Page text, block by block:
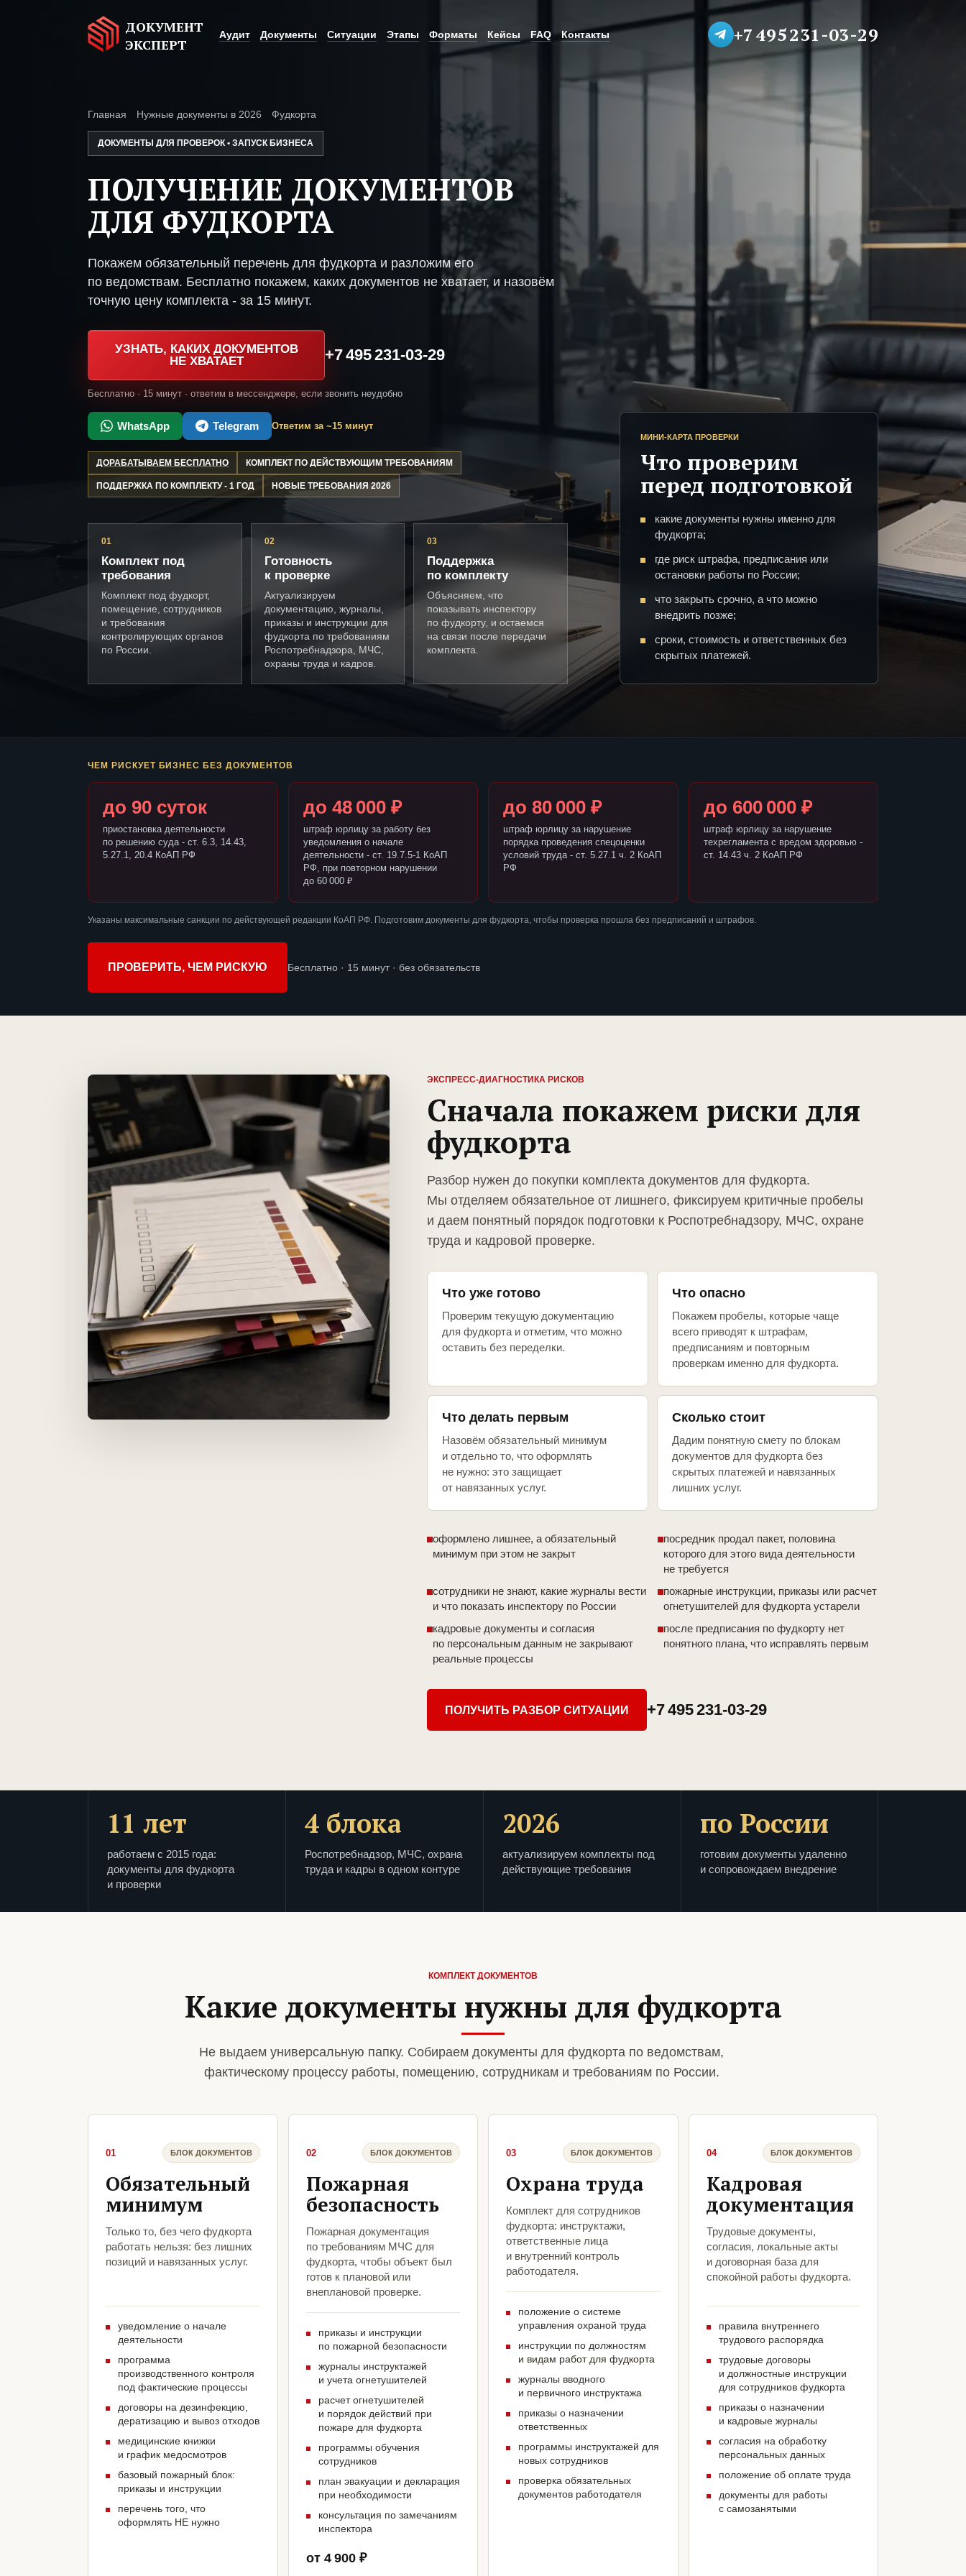
ДОКУМЕНТ
ЭКСПЕРТ
Аудит Документы Ситуации Этапы Форматы Кейсы FAQ Контакты +7 495 231-03-29
Главная Нужные документы в 2026 Фудкорта
ДОКУМЕНТЫ ДЛЯ ПРОВЕРОК • ЗАПУСК БИЗНЕСА
ПОЛУЧЕНИЕ ДОКУМЕНТОВ
ДЛЯ ФУДКОРТА
Покажем обязательный перечень для фудкорта и разложим его
по ведомствам. Бесплатно покажем, каких документов не хватает, и назовём
точную цену комплекта - за 15 минут.
УЗНАТЬ, КАКИХ ДОКУМЕНТОВ
НЕ ХВАТАЕТ
+7 495 231-03-29
Бесплатно · 15 минут · ответим в мессенджере, если звонить неудобно
WhatsApp Telegram Ответим за ~15 минут
ДОРАБАТЫВАЕМ БЕСПЛАТНО КОМПЛЕКТ ПО ДЕЙСТВУЮЩИМ ТРЕБОВАНИЯМ
ПОДДЕРЖКА ПО КОМПЛЕКТУ - 1 ГОД НОВЫЕ ТРЕБОВАНИЯ 2026
01
Комплект под
требования
Комплект под фудкорт,
помещение, сотрудников
и требования
контролирующих органов
по России.
02
Готовность
к проверке
Актуализируем
документацию, журналы,
приказы и инструкции для
фудкорта по требованиям
Роспотребнадзора, МЧС,
охраны труда и кадров.
03
Поддержка
по комплекту
Объясняем, что
показывать инспектору
по фудкорту, и остаемся
на связи после передачи
комплекта.
МИНИ-КАРТА ПРОВЕРКИ
Что проверим
перед подготовкой
какие документы нужны именно для
фудкорта;
где риск штрафа, предписания или
остановки работы по России;
что закрыть срочно, а что можно
внедрить позже;
сроки, стоимость и ответственных без
скрытых платежей.
ЧЕМ РИСКУЕТ БИЗНЕС БЕЗ ДОКУМЕНТОВ
до 90 суток
приостановка деятельности
по решению суда - ст. 6.3, 14.43,
5.27.1, 20.4 КоАП РФ
до 48 000 ₽
штраф юрлицу за работу без
уведомления о начале
деятельности - ст. 19.7.5-1 КоАП
РФ, при повторном нарушении
до 60 000 ₽
до 80 000 ₽
штраф юрлицу за нарушение
порядка проведения спецоценки
условий труда - ст. 5.27.1 ч. 2 КоАП
РФ
до 600 000 ₽
штраф юрлицу за нарушение
техрегламента с вредом здоровью -
ст. 14.43 ч. 2 КоАП РФ
Указаны максимальные санкции по действующей редакции КоАП РФ. Подготовим документы для фудкорта, чтобы проверка прошла без предписаний и штрафов.
ПРОВЕРИТЬ, ЧЕМ РИСКУЮ Бесплатно · 15 минут · без обязательств
ЭКСПРЕСС-ДИАГНОСТИКА РИСКОВ
Сначала покажем риски для
фудкорта
Разбор нужен до покупки комплекта документов для фудкорта.
Мы отделяем обязательное от лишнего, фиксируем критичные пробелы
и даем понятный порядок подготовки к Роспотребнадзору, МЧС, охране
труда и кадровой проверке.
Что уже готово
Проверим текущую документацию
для фудкорта и отметим, что можно
оставить без переделки.
Что опасно
Покажем пробелы, которые чаще
всего приводят к штрафам,
предписаниям и повторным
проверкам именно для фудкорта.
Что делать первым
Назовём обязательный минимум
и отдельно то, что оформлять
не нужно: это защищает
от навязанных услуг.
Сколько стоит
Дадим понятную смету по блокам
документов для фудкорта без
скрытых платежей и навязанных
лишних услуг.
оформлено лишнее, а обязательный
минимум при этом не закрыт
посредник продал пакет, половина
которого для этого вида деятельности
не требуется
сотрудники не знают, какие журналы вести
и что показать инспектору по России
пожарные инструкции, приказы или расчет
огнетушителей для фудкорта устарели
кадровые документы и согласия
по персональным данным не закрывают
реальные процессы
после предписания по фудкорту нет
понятного плана, что исправлять первым
ПОЛУЧИТЬ РАЗБОР СИТУАЦИИ +7 495 231-03-29
11 лет
работаем с 2015 года:
документы для фудкорта
и проверки
4 блока
Роспотребнадзор, МЧС, охрана
труда и кадры в одном контуре
2026
актуализируем комплекты под
действующие требования
по России
готовим документы удаленно
и сопровождаем внедрение
КОМПЛЕКТ ДОКУМЕНТОВ
Какие документы нужны для фудкорта
Не выдаем универсальную папку. Собираем документы для фудкорта по ведомствам,
фактическому процессу работы, помещению, сотрудникам и требованиям по России.
01 БЛОК ДОКУМЕНТОВ
Обязательный
минимум
Только то, без чего фудкорта
работать нельзя: без лишних
позиций и навязанных услуг.
уведомление о начале
деятельности
программа
производственного контроля
под фактические процессы
договоры на дезинфекцию,
дератизацию и вывоз отходов
медицинские книжки
и график медосмотров
базовый пожарный блок:
приказы и инструкции
перечень того, что
оформлять НЕ нужно
02 БЛОК ДОКУМЕНТОВ
Пожарная
безопасность
Пожарная документация
по требованиям МЧС для
фудкорта, чтобы объект был
готов к плановой или
внеплановой проверке.
приказы и инструкции
по пожарной безопасности
журналы инструктажей
и учета огнетушителей
расчет огнетушителей
и порядок действий при
пожаре для фудкорта
программы обучения
сотрудников
план эвакуации и декларация
при необходимости
консультация по замечаниям
инспектора
от 4 900 ₽
03 БЛОК ДОКУМЕНТОВ
Охрана труда
Комплект для сотрудников
фудкорта: инструктажи,
ответственные лица
и внутренний контроль
работодателя.
положение о системе
управления охраной труда
инструкции по должностям
и видам работ для фудкорта
журналы вводного
и первичного инструктажа
приказы о назначении
ответственных
программы инструктажей для
новых сотрудников
проверка обязательных
документов работодателя
04 БЛОК ДОКУМЕНТОВ
Кадровая
документация
Трудовые документы,
согласия, локальные акты
и договорная база для
спокойной работы фудкорта.
правила внутреннего
трудового распорядка
трудовые договоры
и должностные инструкции
для сотрудников фудкорта
приказы о назначении
и кадровые журналы
согласия на обработку
персональных данных
положение об оплате труда
документы для работы
с самозанятыми